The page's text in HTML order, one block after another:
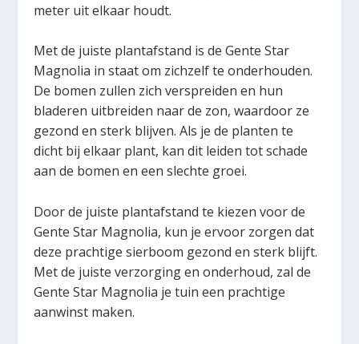
meter uit elkaar houdt.
Met de juiste plantafstand is de Gente Star
Magnolia in staat om zichzelf te onderhouden.
De bomen zullen zich verspreiden en hun
bladeren uitbreiden naar de zon, waardoor ze
gezond en sterk blijven. Als je de planten te
dicht bij elkaar plant, kan dit leiden tot schade
aan de bomen en een slechte groei.
Door de juiste plantafstand te kiezen voor de
Gente Star Magnolia, kun je ervoor zorgen dat
deze prachtige sierboom gezond en sterk blijft.
Met de juiste verzorging en onderhoud, zal de
Gente Star Magnolia je tuin een prachtige
aanwinst maken.